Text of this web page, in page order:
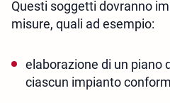
Questi soggetti dovranno
misure, quali ad esempio:
elaborazione di un piano
ciascun impianto